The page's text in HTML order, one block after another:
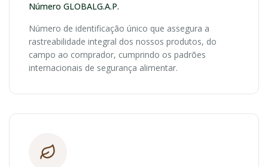
Número GLOBALG.A.P.
Número de identificação único que assegura a
rastreabilidade integral dos nossos produtos, do
campo ao comprador, cumprindo os padrões
internacionais de segurança alimentar.